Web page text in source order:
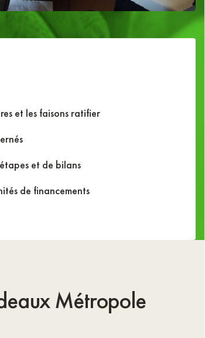
et les faisons ratifier
et de bilans
de financements
Métropole